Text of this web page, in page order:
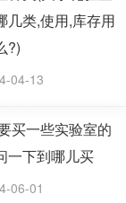
博客、知乎、
台为主，比如
、滴滴、摩拜
几类,使用,库存用
?)
04-13
买一些实验室的
一下到哪儿买
06-01